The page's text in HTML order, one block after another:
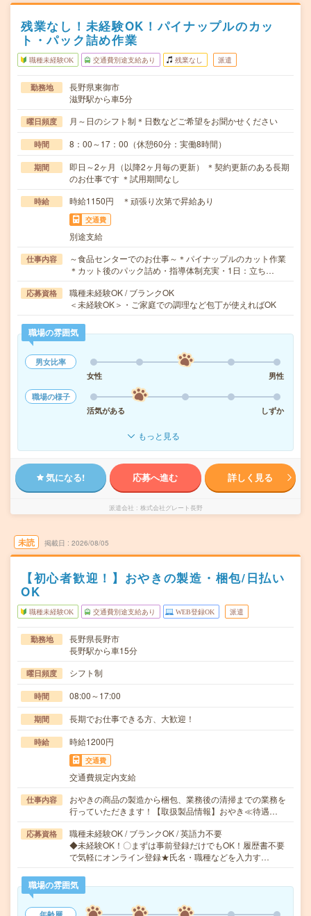
残業なし！未経験OK！パイナップルのカッ
ト・パック詰め作業
職種未経験OK 交通費別途支給あり 残業なし 派遣
勤務地
長野県東御市
滋野駅から車5分
曜日頻度 月～日のシフト制＊日数などご希望をお聞かせください
時間 8：00～17：00（休憩60分：実働8時間）
期間
即日～2ヶ月（以降2ヶ月毎の更新） ＊契約更新のある長期
のお仕事です ＊試用期間なし
時給 時給1150円 ＊頑張り次第で昇給あり
交通費
別途支給
仕事内容
～食品センターでのお仕事～＊パイナップルのカット作業
＊カット後のパック詰め・指導体制充実・1日：立ち…
応募資格
職種未経験OK / ブランクOK
＜未経験OK＞・ご家庭での調理など包丁が使えればOK
職場の雰囲気
男女比率
女性
男性
職場の様子
活気がある
しずか
もっと見る
気になる! 応募へ進む 詳しく見る
派遣会社 株式会社グレート長野
未読 掲載日 2026/08/05
【初心者歓迎！】おやきの製造・梱包/日払い
OK
職種未経験OK 交通費別途支給あり WEB登録OK 派遣
勤務地
長野県長野市
長野駅から車15分
曜日頻度 シフト制
時間 08:00～17:00
期間 長期でお仕事できる方、大歓迎！
時給 時給1200円
交通費
交通費規定内支給
仕事内容
おやきの商品の製造から梱包、業務後の清掃までの業務を
行っていただきます！【取扱製品情報】おやき≪待遇…
応募資格
職種未経験OK / ブランクOK / 英語力不要
◆未経験OK！〇まずは事前登録だけでもOK！履歴書不要
で気軽にオンライン登録★氏名・職種などを入力す…
職場の雰囲気